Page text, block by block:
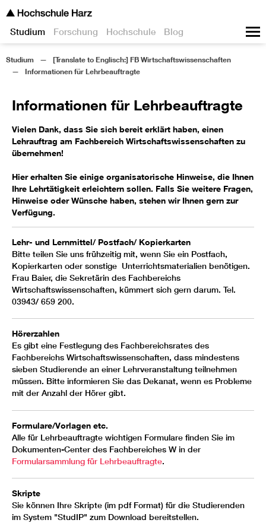
Studium Forschung Hochschule Blog
Studium
[Translate to Englisch:] FB Wirtschaftswissenschaften
Informationen für Lehrbeauftragte
Informationen für Lehrbeauftragte
Vielen Dank, dass Sie sich bereit erklärt haben, einen
Lehrauftrag am Fachbereich Wirtschaftswissenschaften zu
übernehmen!
Hier erhalten Sie einige organisatorische Hinweise, die Ihnen
Ihre Lehrtätigkeit erleichtern sollen. Falls Sie weitere Fragen,
Hinweise oder Wünsche haben, stehen wir Ihnen gern zur
Verfügung.
Lehr- und Lernmittel/ Postfach/ Kopierkarten
Bitte teilen Sie uns frühzeitig mit, wenn Sie ein Postfach,
Kopierkarten oder sonstige Unterrichtsmaterialien benötigen.
Frau Baier, die Sekretärin des Fachbereichs
Wirtschaftswissenschaften, kümmert sich gern darum. Tel.
03943/ 659 200.
Hörerzahlen
Es gibt eine Festlegung des Fachbereichsrates des
Fachbereichs Wirtschaftswissenschaften, dass mindestens
sieben Studierende an einer Lehrveranstaltung teilnehmen
müssen. Bitte informieren Sie das Dekanat, wenn es Probleme
mit der Anzahl der Hörer gibt.
Formulare/Vorlagen etc.
Alle für Lehrbeauftragte wichtigen Formulare finden Sie im
Dokumenten-Center des Fachbereiches W in der
Formularsammlung für Lehrbeauftragte.
Skripte
Sie können Ihre Skripte (im pdf Format) für die Studierenden
im System "StudIP" zum Download bereitstellen.